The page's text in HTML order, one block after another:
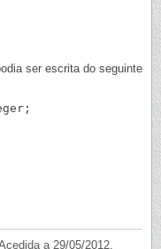
ser escrita do seguinte
a 29/05/2012.